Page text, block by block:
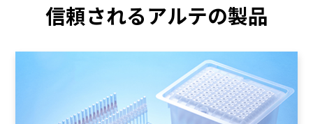
信頼されるアルテの製品